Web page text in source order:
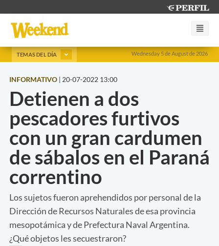
Wednesday 5 de August de 2026
TEMAS DEL DÍA
INFORMATIVO | 20-07-2022 13:00
Detienen a dos
pescadores furtivos
con un gran cardumen
de sábalos en el Paraná
correntino
Los sujetos fueron aprehendidos por personal de la
Dirección de Recursos Naturales de esa provincia
mesopotámica y de Prefectura Naval Argentina.
¿Qué objetos les secuestraron?